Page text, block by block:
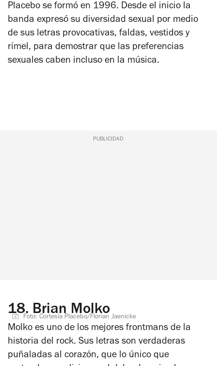
Placebo se formó en 1996. Desde el inicio la
banda expresó su diversidad sexual por medio
de sus letras provocativas, faldas, vestidos y
rímel, para demostrar que las preferencias
sexuales caben incluso en la música.
PUBLICIDAD
18.Brian Molko
Foto: Cortesía Placebo/Florian Jaenicke
Molko es uno de los mejores frontmans de la
historia del rock. Sus letras son verdaderas
puñaladas al corazón, que lo único que